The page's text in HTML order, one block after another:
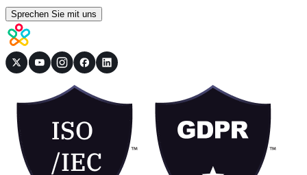
Sprechen Sie mit uns